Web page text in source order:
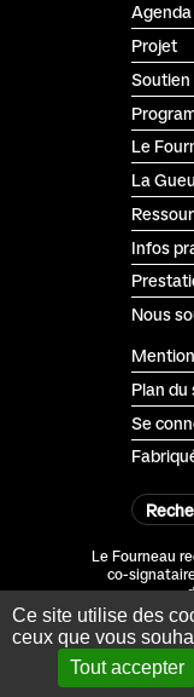
Ce site utilise des
ceux que vous
Tout accepter
Agenda
Projet
Soutien
Le
La
Infos
Nous
Plan du
Se
Le Fourneau
co-